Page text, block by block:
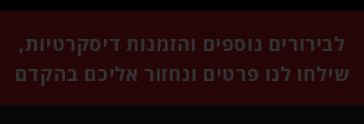
לבירורים נוספים והזמנות דיסקרטיות,
שילחו לנו פרטים ונחזור אליכם בהקדם